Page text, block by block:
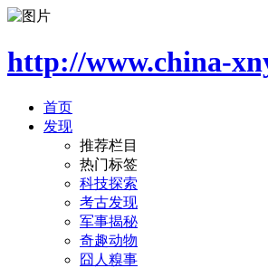
http://www.china-
首页
发现
推荐栏目
热门标签
科技探索
考古发现
军事揭秘
奇趣动物
囧人糗事